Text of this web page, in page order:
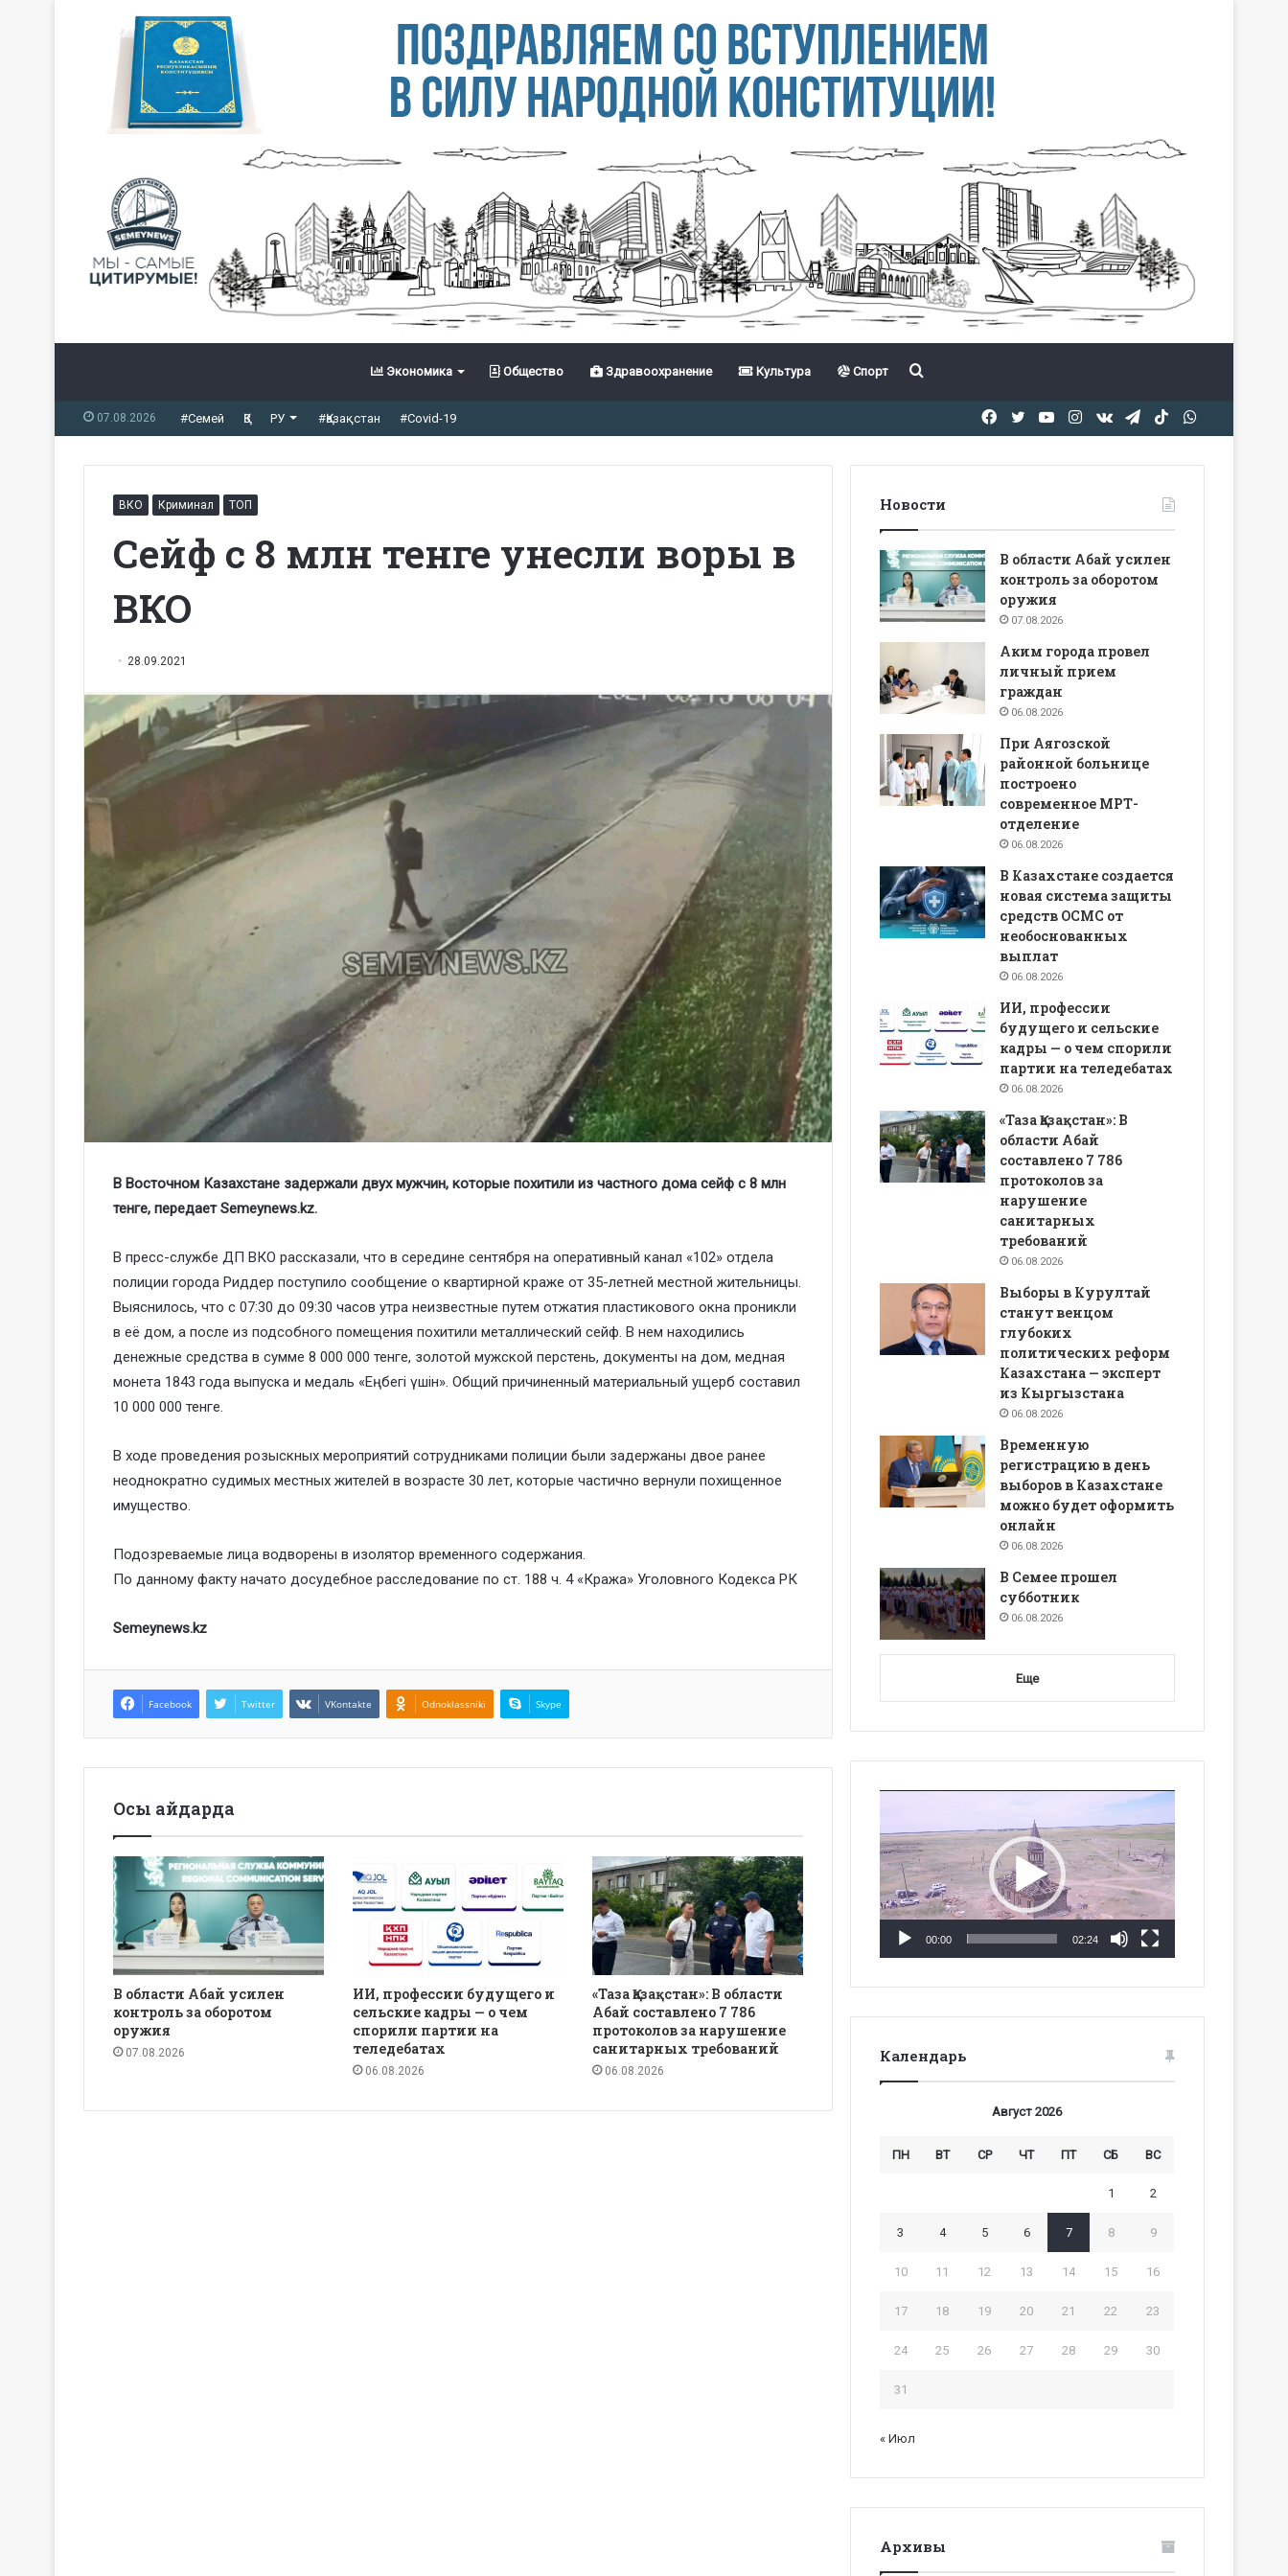
Экономика Общество Здравоохранение Культура Спорт Іздеу
07.08.2026 #Семей ҚЗ РУ #Қазақстан #Covid-19 TikTok
Telegram
vk.com
Instagram
YouTube
Twitter
Facebook
ВКО Криминал ТОП
Сейф с 8 млн тенге унесли воры в
ВКО
28.09.2021
В Восточном Казахстане задержали двух мужчин, которые похитили из частного дома сейф с 8 млн
тенге, передает Semeynews.kz.
В пресс-службе ДП ВКО рассказали, что в середине сентября на оперативный канал «102» отдела
полиции города Риддер поступило сообщение о квартирной краже от 35-летней местной жительницы.
Выяснилось, что с 07:30 до 09:30 часов утра неизвестные путем отжатия пластикового окна проникли
в её дом, а после из подсобного помещения похитили металлический сейф. В нем находились
денежные средства в сумме 8 000 000 тенге, золотой мужской перстень, документы на дом, медная
монета 1843 года выпуска и медаль «Еңбегі үшін». Общий причиненный материальный ущерб составил
10 000 000 тенге.
В ходе проведения розыскных мероприятий сотрудниками полиции были задержаны двое ранее
неоднократно судимых местных жителей в возрасте 30 лет, которые частично вернули похищенное
имущество.
Подозреваемые лица водворены в изолятор временного содержания.
По данному факту начато досудебное расследование по ст. 188 ч. 4 «Кража» Уголовного Кодекса РК
Semeynews.kz
Facebook Twitter VKontakte Odnoklassniki Skype
Осы айдарда
В области Абай усилен
контроль за оборотом
оружия
07.08.2026
ИИ, профессии будущего и
сельские кадры — о чем
спорили партии на
теледебатах
06.08.2026
«Таза Қазақстан»: В области
Абай составлено 7 786
протоколов за нарушение
санитарных требований
06.08.2026
Новости
В области Абай усилен
контроль за оборотом
оружия
07.08.2026
Аким города провел
личный прием
граждан
06.08.2026
При Аягозской
районной больнице
построено
современное МРТ-
отделение
06.08.2026
В Казахстане создается
новая система защиты
средств ОСМС от
необоснованных
выплат
06.08.2026
ИИ, профессии
будущего и сельские
кадры — о чем спорили
партии на теледебатах
06.08.2026
«Таза Қазақстан»: В
области Абай
составлено 7 786
протоколов за
нарушение
санитарных
требований
06.08.2026
Выборы в Курултай
станут венцом
глубоких
политических реформ
Казахстана — эксперт
из Кыргызстана
06.08.2026
Временную
регистрацию в день
выборов в Казахстане
можно будет оформить
онлайн
06.08.2026
В Семее прошел
субботник
06.08.2026
Еще
00:00 02:24
Календарь
Август 2026
ПН ВТ СР ЧТ ПТ СБ ВС
1 2
3 4 5 6 7 8 9
10 11 12 13 14 15 16
17 18 19 20 21 22 23
24 25 26 27 28 29 30
31
« Июл
Архивы